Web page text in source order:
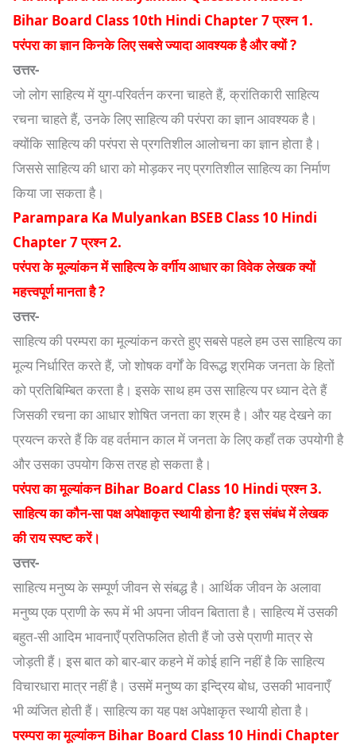
Bihar Board Class 10th Hindi Chapter 7 प्रश्न 1.
परंपरा का ज्ञान किनके लिए सबसे ज्यादा आवश्यक है और क्यों ?
उत्तर-
जो लोग साहित्य में युग-परिवर्तन करना चाहते हैं, क्रांतिकारी साहित्य
रचना चाहते हैं, उनके लिए साहित्य की परंपरा का ज्ञान आवश्यक है।
क्योंकि साहित्य की परंपरा से प्रगतिशील आलोचना का ज्ञान होता है।
जिससे साहित्य की धारा को मोड़कर नए प्रगतिशील साहित्य का निर्माण
किया जा सकता है।
Parampara Ka Mulyankan BSEB Class 10 Hindi
Chapter 7प्रश्न2.
परंपरा के मूल्यांकन में साहित्य के वर्गीय आधार का विवेक लेखक क्यों
महत्त्वपूर्ण मानता है ?
उत्तर-
साहित्य की परम्परा का मूल्यांकन करते हुए सबसे पहले हम उस साहित्य का
मूल्य निर्धारित करते हैं, जो शोषक वर्गों के विरूद्ध श्रमिक जनता के हितों
को प्रतिबिम्बित करता है। इसके साथ हम उस साहित्य पर ध्यान देते हैं
जिसकी रचना का आधार शोषित जनता का श्रम है। और यह देखने का
प्रयत्न करते हैं कि वह वर्तमान काल में जनता के लिए कहाँ तक उपयोगी है
और उसका उपयोग किस तरह हो सकता है।
परंपरा का मूल्यांकन Bihar Board Class 10 Hindi प्रश्न 3.
साहित्य का कौन-सा पक्ष अपेक्षाकृत स्थायी होना है? इस संबंध में लेखक
की राय स्पष्ट करें।
उत्तर-
साहित्य मनुष्य के सम्पूर्ण जीवन से संबद्ध है। आर्थिक जीवन के अलावा
मनुष्य एक प्राणी के रूप में भी अपना जीवन बिताता है। साहित्य में उसकी
बहुत-सी आदिम भावनाएँ प्रतिफलित होती हैं जो उसे प्राणी मात्र से
जोड़ती हैं। इस बात को बार-बार कहने में कोई हानि नहीं है कि साहित्य
विचारधारा मात्र नहीं है। उसमें मनुष्य का इन्द्रिय बोध, उसकी भावनाएँ
भी व्यंजित होती हैं। साहित्य का यह पक्ष अपेक्षाकृत स्थायी होता है।
परम्परा का मूल्यांकन Bihar Board Class 10 Hindi Chapter